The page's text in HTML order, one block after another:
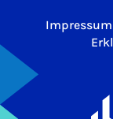
Impressum